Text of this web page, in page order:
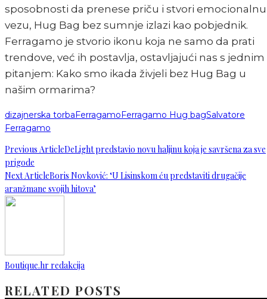
sposobnosti da prenese priču i stvori emocionalnu
vezu, Hug Bag bez sumnje izlazi kao pobjednik.
Ferragamo je stvorio ikonu koja ne samo da prati
trendove, već ih postavlja, ostavljajući nas s jednim
pitanjem: Kako smo ikada živjeli bez Hug Bag u
našim ormarima?
dizajnerska torbaFerragamoFerragamo Hug bagSalvatore
Ferragamo
Previous ArticleDeLight predstavio novu haljinu koja je savršena za sve
prigode
Next ArticleBoris Novković: ‘U Lisinskom ću predstaviti drugačije
aranžmane svojih hitova’
Boutique.hr redakcija
RELATED POSTS